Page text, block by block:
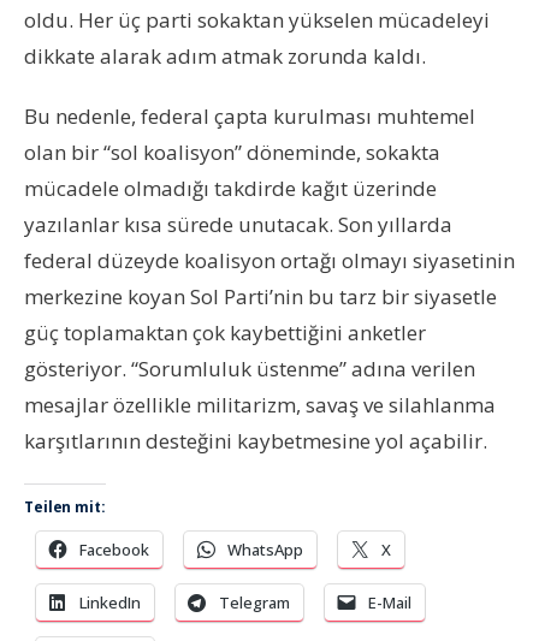
oldu. Her üç parti sokaktan yükselen mücadeleyi
dikkate alarak adım atmak zorunda kaldı.
Bu nedenle, federal çapta kurulması muhtemel
olan bir “sol koalisyon” döneminde, sokakta
mücadele olmadığı takdirde kağıt üzerinde
yazılanlar kısa sürede unutacak. Son yıllarda
federal düzeyde koalisyon ortağı olmayı siyasetinin
merkezine koyan Sol Parti’nin bu tarz bir siyasetle
güç toplamaktan çok kaybettiğini anketler
gösteriyor. “Sorumluluk üstenme” adına verilen
mesajlar özellikle militarizm, savaş ve silahlanma
karşıtlarının desteğini kaybetmesine yol açabilir.
Teilen mit:
Facebook WhatsApp X
LinkedIn Telegram E-Mail